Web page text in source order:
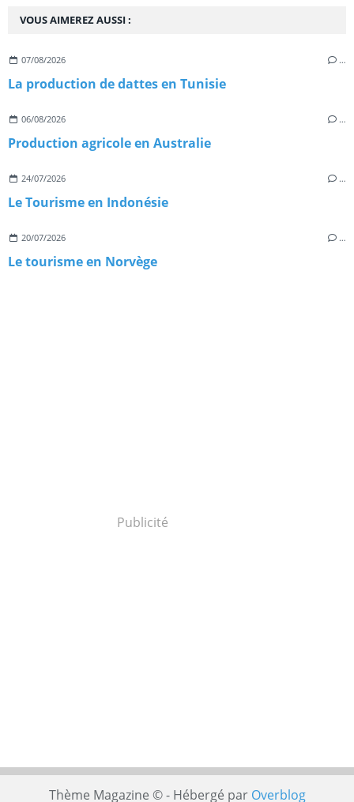
VOUS AIMEREZ AUSSI :
07/08/2026 …
La production de dattes en Tunisie
06/08/2026 …
Production agricole en Australie
24/07/2026 …
Le Tourisme en Indonésie
20/07/2026 …
Le tourisme en Norvège
Publicité
Thème Magazine © - Hébergé par Overblog